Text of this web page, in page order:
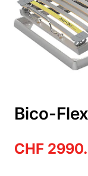
Bico-
CHF